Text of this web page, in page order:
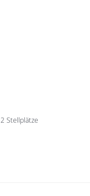
2 Stellplätze